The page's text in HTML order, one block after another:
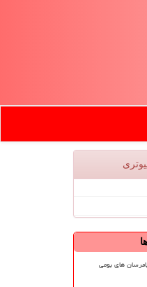
های بومی